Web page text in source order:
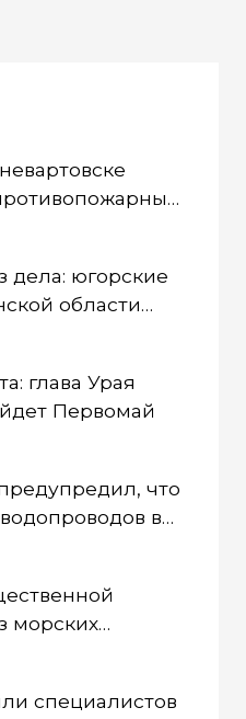
дела: югорские
области
глава Урая
Первомай
что
в
для
морских
специалистов